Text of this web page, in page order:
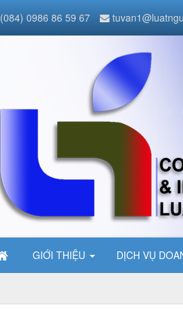
GIỚI THIỆU DỊCH VỤ
(084) 0986 86 59 67